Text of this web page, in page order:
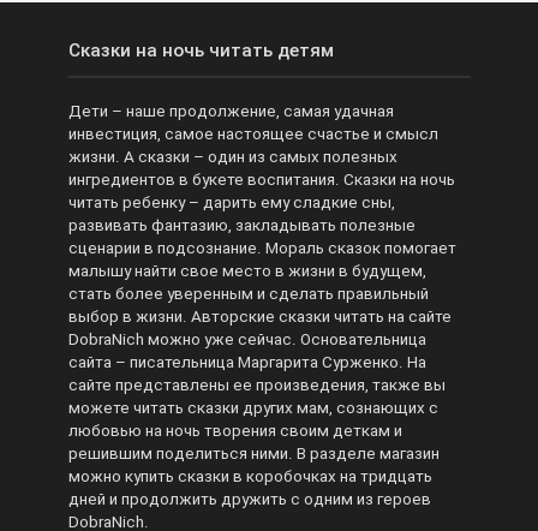
Сказки на ночь читать детям
Дети – наше продолжение, самая удачная
инвестиция, самое настоящее счастье и смысл
жизни. А сказки – один из самых полезных
ингредиентов в букете воспитания. Сказки на ночь
читать ребенку – дарить ему сладкие сны,
развивать фантазию, закладывать полезные
сценарии в подсознание. Мораль сказок помогает
малышу найти свое место в жизни в будущем,
стать более уверенным и сделать правильный
выбор в жизни. Авторские сказки читать на сайте
DobraNich можно уже сейчас. Основательница
сайта – писательница Маргарита Сурженко. На
сайте представлены ее произведения, также вы
можете читать сказки других мам, сознающих с
любовью на ночь творения своим деткам и
решившим поделиться ними. В разделе магазин
можно купить сказки в коробочках на тридцать
дней и продолжить дружить с одним из героев
DobraNich.